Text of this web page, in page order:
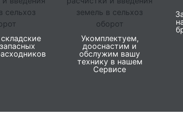
Укомплектуем,
дооснастим и
обслужим вашу
технику в нашем
Сервисе